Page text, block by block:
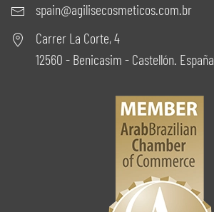
spain@agilisecosmeticos.com.br
Carrer La Corte, 4
12560 - Benicasim - Castellón. España